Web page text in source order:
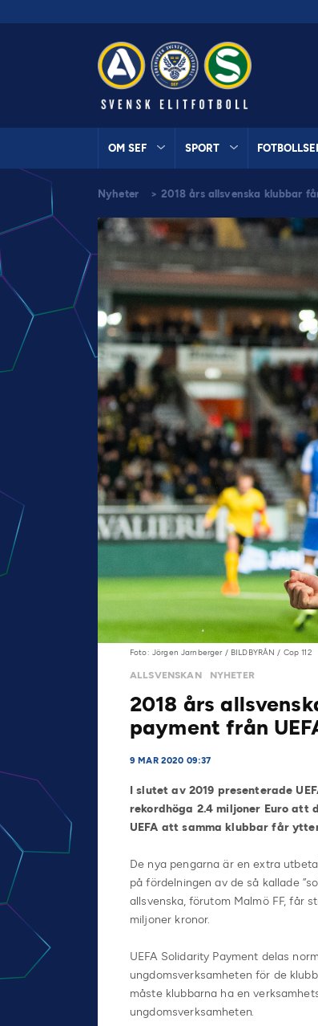
OM SEF SPORT
Nyheter > 2018 års allsvenska klubbar
Foto: Jörgen Jarnberger / BILDBYRÅN / Cop 112
ALLSVENSKAN NYHETER
2018 års
payment från
9 MAR 2020 09:37
I slutet av 2019 presenterade
rekordhöga 2.4 miljoner Euro att
UEFA att samma klubbar får
De nya pengarna är en extra
på fördelningen av de så kallade
allsvenska, förutom Malmö FF, får
miljoner kronor.
UEFA Solidarity Payment delas
ungdomsverksamheten för de
måste klubbarna ha en
ungdomsverksamheten.